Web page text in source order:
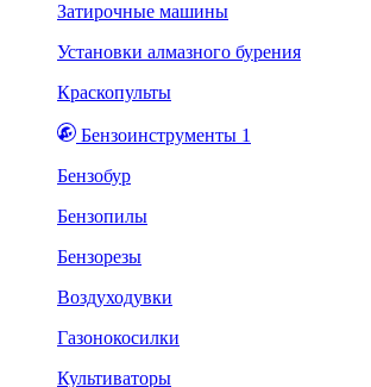
Затирочные машины
Установки алмазного бурения
Краскопульты
Бензоинструменты 1
Бензобур
Бензопилы
Бензорезы
Воздуходувки
Газонокосилки
Культиваторы